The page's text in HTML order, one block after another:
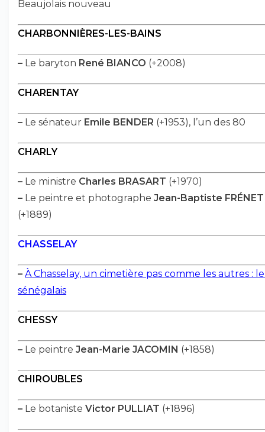
Beaujolais nouveau
CHARBONNIÈRES-LES-BAINS
– Le baryton René BIANCO (+2008)
CHARENTAY
– Le sénateur Emile BENDER (+1953), l’un des 80
CHARLY
– Le ministre Charles BRASART (+1970)
– Le peintre et photographe Jean-Baptiste FRÉNET
(+1889)
CHASSELAY
– À Chasselay, un cimetière pas comme les autres :
sénégalais
CHESSY
– Le peintre Jean-Marie JACOMIN (+1858)
CHIROUBLES
– Le botaniste Victor PULLIAT (+1896)